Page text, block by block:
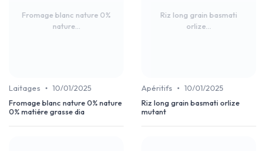
Fromage blanc nature 0%
nature...
Laitages • 10/01/2025
Fromage blanc nature 0% nature
0% matiére grasse dia
Riz long grain basmati
orlize...
Apéritifs • 10/01/2025
Riz long grain basmati orlize
mutant